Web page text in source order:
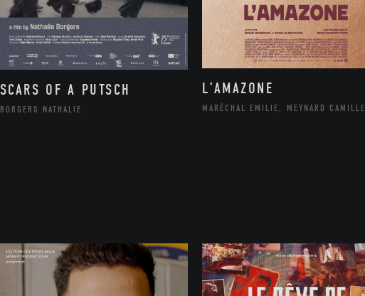
SCARS OF A PUTSCH
BORGERS NATHALIE
L’AMAZONE
MARÉCHAL EMILIE, MEYNARD CAMILLE